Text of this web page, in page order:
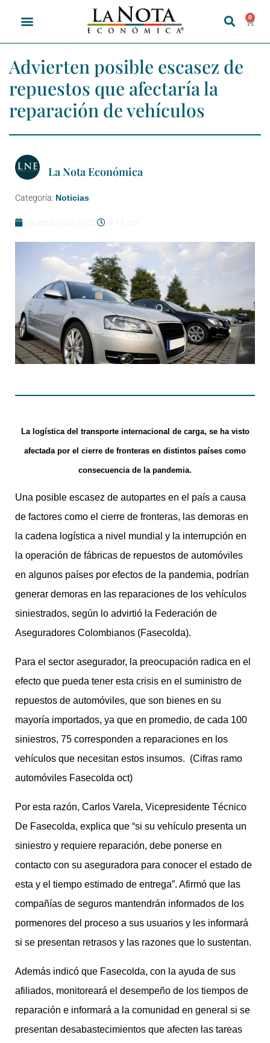
0
Advierten posible escasez de
repuestos que afectaría la
reparación de vehículos
La Nota Económica
Categoría: Noticias
La logística del transporte internacional de carga, se ha visto
afectada por el cierre de fronteras en distintos países como
consecuencia de la pandemia.
Una posible escasez de autopartes en el país a causa
de factores como el cierre de fronteras, las demoras en
la cadena logística a nivel mundial y la interrupción en
la operación de fábricas de repuestos de automóviles
en algunos países por efectos de la pandemia, podrían
generar demoras en las reparaciones de los vehículos
siniestrados, según lo advirtió la Federación de
Aseguradores Colombianos (Fasecolda).
Para el sector asegurador, la preocupación radica en el
efecto que pueda tener esta crisis en el suministro de
repuestos de automóviles, que son bienes en su
mayoría importados, ya que en promedio, de cada 100
siniestros, 75 corresponden a reparaciones en los
vehículos que necesitan estos insumos. (Cifras ramo
automóviles Fasecolda oct)
Por esta razón, Carlos Varela, Vicepresidente Técnico
De Fasecolda, explica que “si su vehículo presenta un
siniestro y requiere reparación, debe ponerse en
contacto con su aseguradora para conocer el estado de
esta y el tiempo estimado de entrega”. Afirmó que las
compañías de seguros mantendrán informados de los
pormenores del proceso a sus usuarios y les informará
si se presentan retrasos y las razones que lo sustentan.
Además indicó que Fasecolda, con la ayuda de sus
afiliados, monitoreará el desempeño de los tiempos de
reparación e informará a la comunidad en general si se
presentan desabastecimientos que afecten las tareas